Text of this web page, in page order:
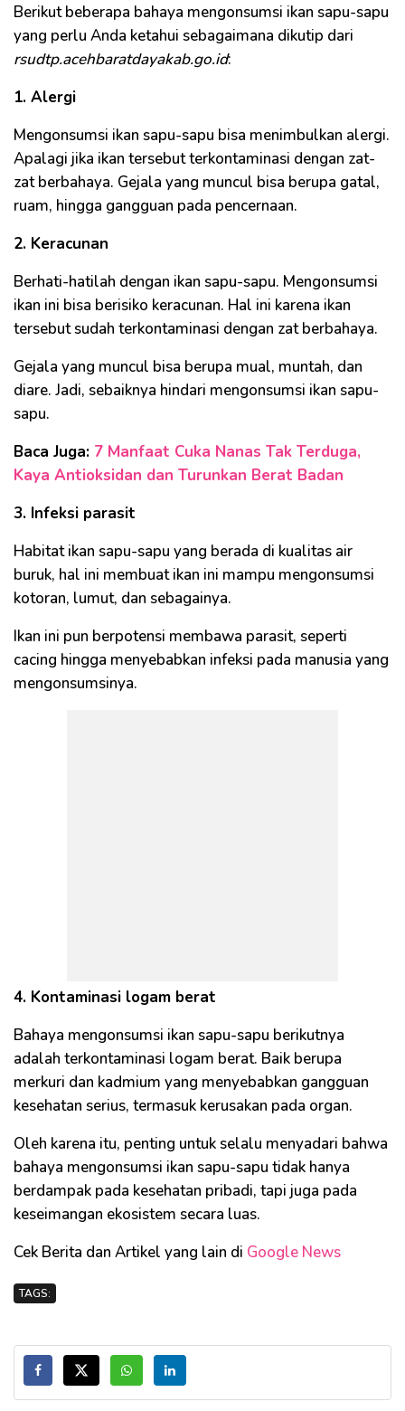
Berikut beberapa bahaya mengonsumsi ikan sapu-sapu
yang perlu Anda ketahui sebagaimana dikutip dari
rsudtp.acehbaratdayakab.go.id:
1. Alergi
Mengonsumsi ikan sapu-sapu bisa menimbulkan alergi.
Apalagi jika ikan tersebut terkontaminasi dengan zat-
zat berbahaya. Gejala yang muncul bisa berupa gatal,
ruam, hingga gangguan pada pencernaan.
2. Keracunan
Berhati-hatilah dengan ikan sapu-sapu. Mengonsumsi
ikan ini bisa berisiko keracunan. Hal ini karena ikan
tersebut sudah terkontaminasi dengan zat berbahaya.
Gejala yang muncul bisa berupa mual, muntah, dan
diare. Jadi, sebaiknya hindari mengonsumsi ikan sapu-
sapu.
Baca Juga: 7 Manfaat Cuka Nanas Tak Terduga,
Kaya Antioksidan dan Turunkan Berat Badan
3. Infeksi parasit
Habitat ikan sapu-sapu yang berada di kualitas air
buruk, hal ini membuat ikan ini mampu mengonsumsi
kotoran, lumut, dan sebagainya.
Ikan ini pun berpotensi membawa parasit, seperti
cacing hingga menyebabkan infeksi pada manusia yang
mengonsumsinya.
4. Kontaminasi logam berat
Bahaya mengonsumsi ikan sapu-sapu berikutnya
adalah terkontaminasi logam berat. Baik berupa
merkuri dan kadmium yang menyebabkan gangguan
kesehatan serius, termasuk kerusakan pada organ.
Oleh karena itu, penting untuk selalu menyadari bahwa
bahaya mengonsumsi ikan sapu-sapu tidak hanya
berdampak pada kesehatan pribadi, tapi juga pada
keseimangan ekosistem secara luas.
Cek Berita dan Artikel yang lain di Google News
TAGS: